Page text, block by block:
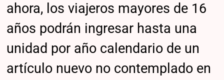
ahora, los viajeros mayores de 16
años podrán ingresar hasta una
unidad por año calendario de un
artículo nuevo no contemplado en